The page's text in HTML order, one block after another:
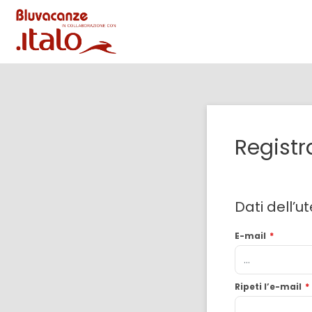
Dati
E-mail *
Ripeti l’e-mail *